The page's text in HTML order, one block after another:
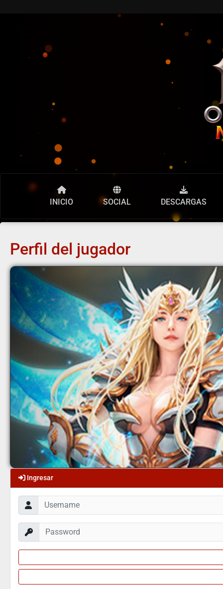
INICIO SOCIAL DESCARGAS
Perfil del jugador
Ingresar